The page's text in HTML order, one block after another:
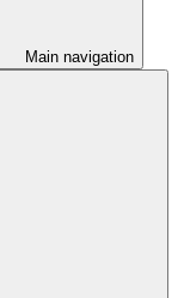
Main navigation